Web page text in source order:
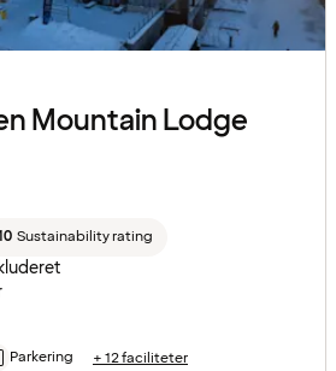
Mountain Lodge
Sustainability rating
Parkering + 12 faciliteter